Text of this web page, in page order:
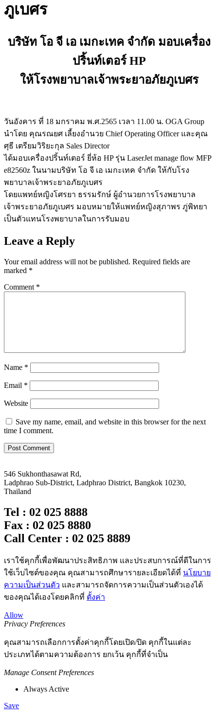
ภูเบศร
บริษัท โอ จี เอ เมกะเทค จำกัด มอบเครื่อง
ปริ้นท์เตอร์ HP
ให้โรงพยาบาลเจ้าพระยาอภัยภูเบศร
วันอังคาร ที่ 18 มกราคม พ.ศ.2565 เวลา 11.00 น. OGA Group
นำโดย คุณรณยศ เลี้ยงอำนวย Chief Operating Officer และคุณ
ศุธี เตรียมวิริยะกุล Sales Director
ได้มอบเครื่องปริ้นท์เตอร์ ยี่ห้อ HP รุ่น LaserJet manage flow MFP
e82560z ในนามบริษัท โอ จี เอ เมกะเทค จำกัด ให้กับโรง
พยาบาลเจ้าพระยาอภัยภูเบศร
โดยแพทย์หญิงโศรยา ธรรมรักษ์ ผู้อำนวยการโรงพยาบาล
เจ้าพระยาอภัยภูเบศร มอบหมายให้แพทย์หญิงสุภาพร ภู่พิทยา
เป็นตัวแทนโรงพยาบาลในการรับมอบ
Leave a Reply
Your email address will not be published. Required fields are
marked *
Comment *
Name *
Email *
Website
Save my name, email, and website in this browser for the next
time I comment.
546 Sukhonthasawat Rd,
Ladphrao Sub-District, Ladphrao District, Bangkok 10230,
Thailand
Tel : 02 025 8888
Fax : 02 025 8880
Call Center : 02 025 8889
เราใช้คุกกี้เพื่อพัฒนาประสิทธิภาพ และประสบการณ์ที่ดีในการ
ใช้เว็บไซต์ของคุณ คุณสามารถศึกษารายละเอียดได้ที่ นโยบาย
ความเป็นส่วนตัว และสามารถจัดการความเป็นส่วนตัวเองได้
ของคุณได้เองโดยคลิกที่ ตั้งค่า
Allow
Privacy Preferences
คุณสามารถเลือกการตั้งค่าคุกกี้โดยเปิด/ปิด คุกกี้ในแต่ละ
ประเภทได้ตามความต้องการ ยกเว้น คุกกี้ที่จำเป็น
Manage Consent Preferences
Always Active
Save